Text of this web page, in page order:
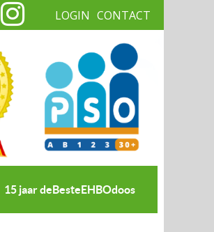
LOGIN CONTACT
15 jaar deBesteEHBOdoos